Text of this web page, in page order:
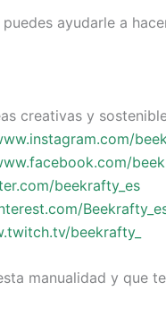
ayudarle a
creativas y
beekrafty_es
beekrafty_
manualidad y que